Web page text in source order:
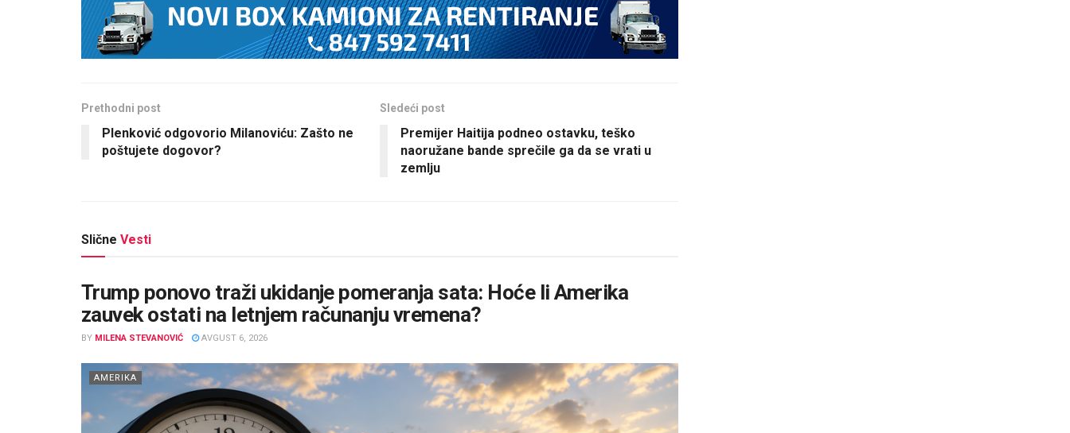
Prethodni post
Plenković odgovorio Milanoviću: Zašto ne
poštujete dogovor?
Sledeći post
Premijer Haitija podneo ostavku, teško
naoružane bande sprečile ga da se vrati u
zemlju
Slične Vesti
Trump ponovo traži ukidanje pomeranja sata: Hoće li Amerika
zauvek ostati na letnjem računanju vremena?
BY MILENA STEVANOVIĆ AVGUST 6, 2026
AMERIKA